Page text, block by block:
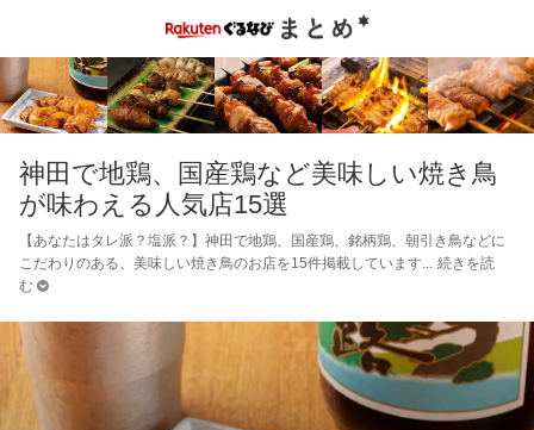
神田で地鶏、国産鶏など美味しい焼き鳥
が味わえる人気店15選
【あなたはタレ派？塩派？】神田で地鶏、国産鶏、銘柄鶏、朝引き鳥などに
こだわりのある、美味しい焼き鳥のお店を15件掲載しています
続きを読
む